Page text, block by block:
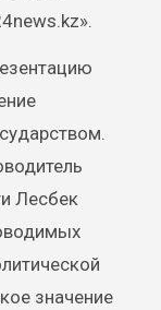
Лесбек
значение